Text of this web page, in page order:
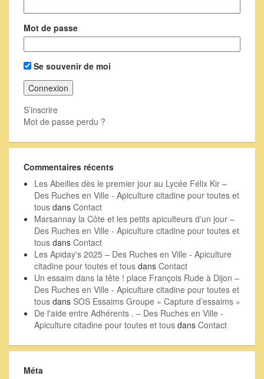
Mot de passe
Se souvenir de moi
S’inscrire
Mot de passe perdu ?
Commentaires récents
Les Abeilles dès le premier jour au Lycée Félix Kir –
Des Ruches en Ville - Apiculture citadine pour toutes et
tous dans Contact
Marsannay la Côte et les petits apiculteurs d'un jour –
Des Ruches en Ville - Apiculture citadine pour toutes et
tous dans Contact
Les Apiday's 2025 – Des Ruches en Ville - Apiculture
citadine pour toutes et tous dans Contact
Un essaim dans la tête ! place François Rude à Dijon –
Des Ruches en Ville - Apiculture citadine pour toutes et
tous dans SOS Essaims Groupe « Capture d’essaims »
De l'aide entre Adhérents . – Des Ruches en Ville -
Apiculture citadine pour toutes et tous dans Contact
Méta